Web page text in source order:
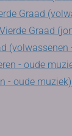
Graad
Graad
(volwassenen
- oude
- oude muziek)